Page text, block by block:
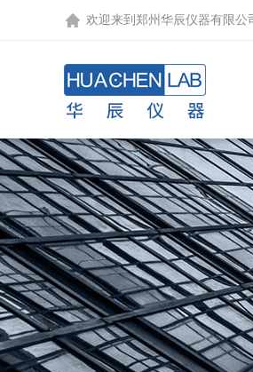
欢迎来到 郑州华辰仪器有限公